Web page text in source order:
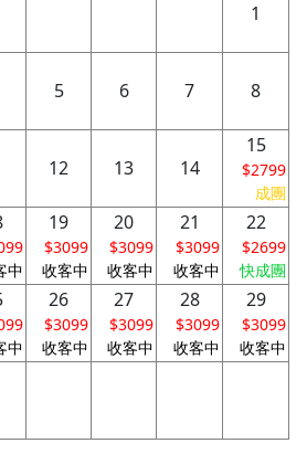
1
5 6 7 8
12 13 14
15
$2799
成團
中
19
$3099
收客中
20
$3099
收客中
21
$3099
收客中
22
$2699
快成團
中
26
$3099
收客中
27
$3099
收客中
28
$3099
收客中
29
$3099
收客中